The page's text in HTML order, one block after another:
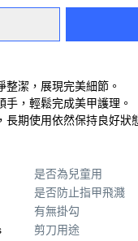
潔，展現完美細節。
，輕鬆完成美甲護理。
期使用依然保持良好狀
是否為兒童用
是否防止指甲飛濺
有無掛勾
剪刀用途